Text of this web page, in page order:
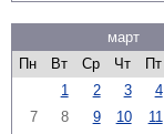
март
Пн
Вт Ср Чт Пт
1
2 3 4
7
8 9 10 11